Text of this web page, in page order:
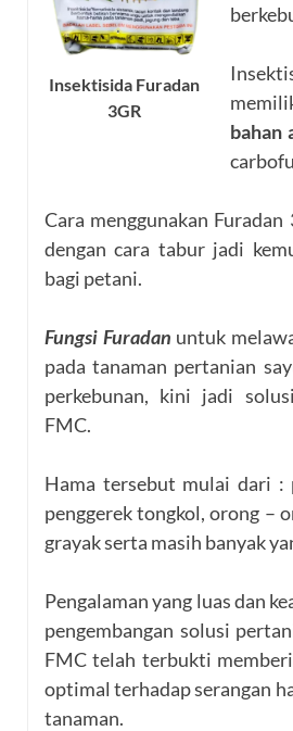
Insektisida Furadan
3GR
bahan
Cara menggunakan Furadan
dengan cara tabur jadi
bagi petani.
Fungsi Furadan untuk
pada tanaman pertanian
perkebunan, kini jadi
FMC.
Hama tersebut mulai dari :
penggerek tongkol, orong –
grayak serta masih banyak
Pengalaman yang luas dan
pengembangan solusi
FMC telah terbukti
optimal terhadap serangan
tanaman.